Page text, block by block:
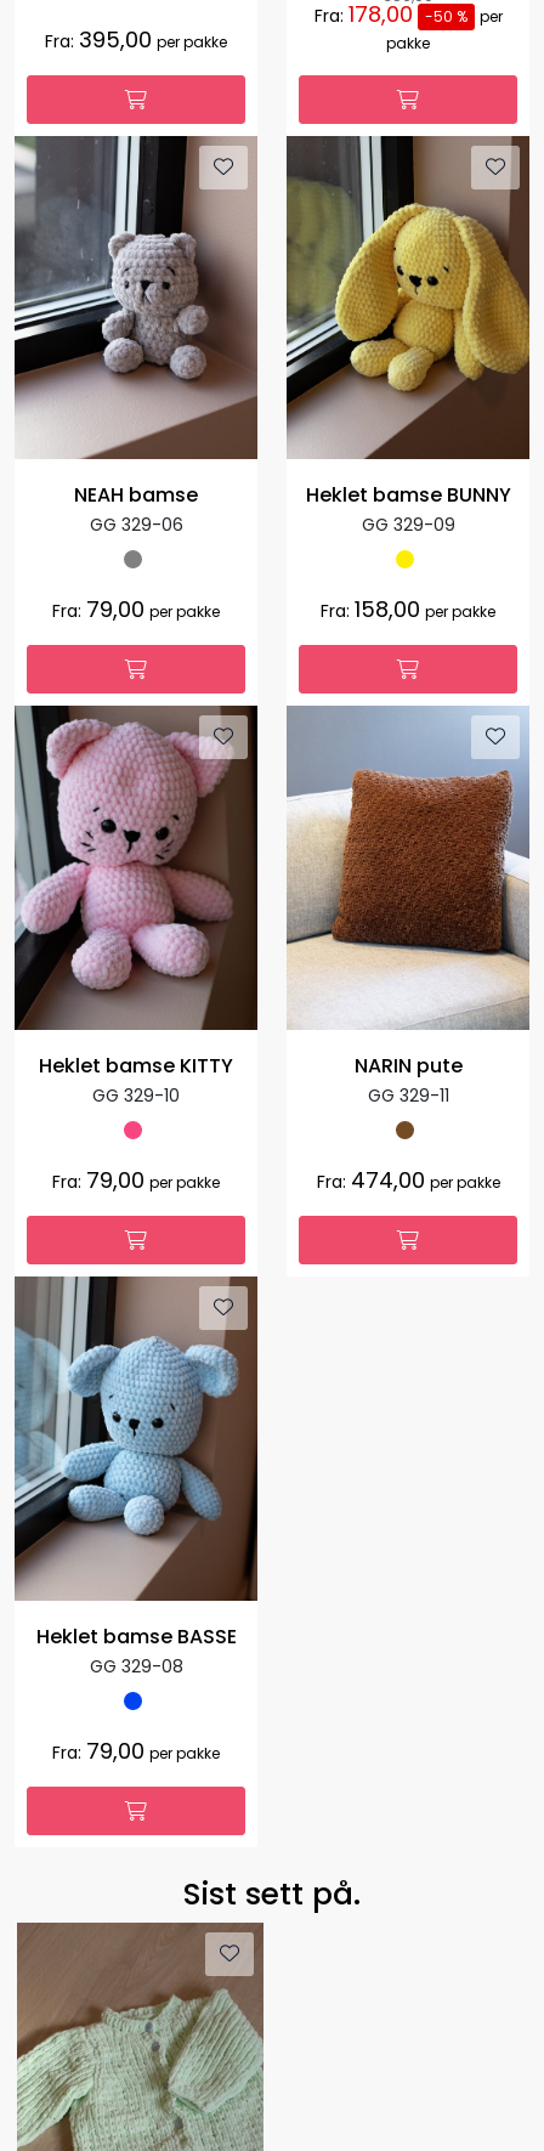
Fra: 395,00 per pakke
Fra: 178,00 -50 %
per
pakke
NEAH bamse
GG 329-06
Fra: 79,00 per pakke
Heklet bamse BUNNY
GG 329-09
Fra: 158,00 per pakke
Heklet bamse KITTY
GG 329-10
Fra: 79,00 per pakke
NARIN pute
GG 329-11
Fra: 474,00 per pakke
Heklet bamse BASSE
GG 329-08
Fra: 79,00 per pakke
Sist sett på.